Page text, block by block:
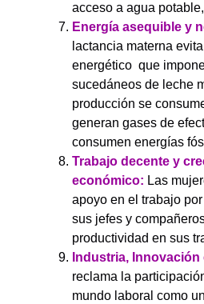
acceso a agua
Energía asequible y
lactancia materna
energético que
sucedáneos de leche
producción se
generan gases de
consumen energías
Trabajo decente y
económico: Las
apoyo en el trabajo
sus jefes y
productividad en sus
Industria,
reclama la
mundo laboral como